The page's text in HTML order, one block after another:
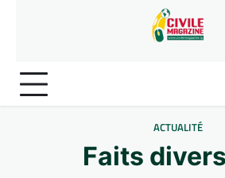
ACTUALITÉ
Faits